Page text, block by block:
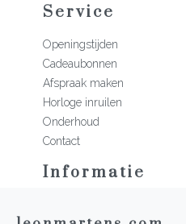
Service
Openingstijden
Cadeaubonnen
Afspraak maken
Horloge inruilen
Onderhoud
Contact
Informatie